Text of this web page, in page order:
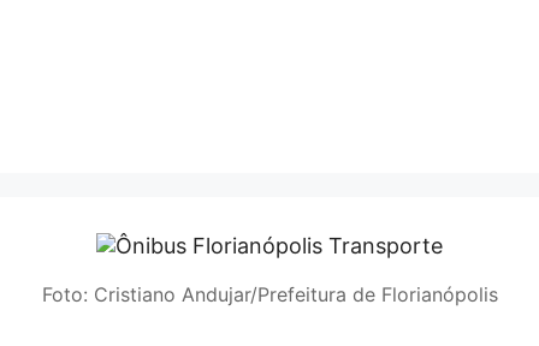
Foto: Cristiano Andujar/Prefeitura de Florianópolis